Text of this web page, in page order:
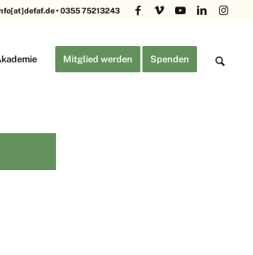
info[at]defaf.de • 0355 75213243
Mitglied werden Spenden